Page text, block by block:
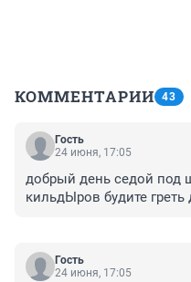
КОММЕНТАРИИ 43
Гость
24 июня, 17:05
добрый день седой под
кильдЫров будите греть
Гость
24 июня, 17:05